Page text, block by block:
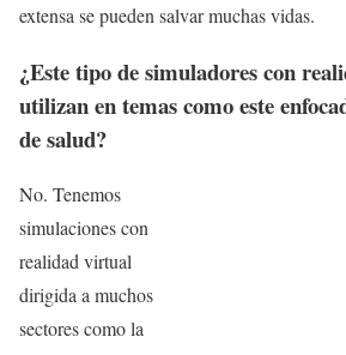
extensa se pueden salvar muchas vidas.
¿Este tipo de simuladores con
utilizan en temas como este
de salud?
No. Tenemos
simulaciones con
realidad virtual
dirigida a muchos
sectores como la